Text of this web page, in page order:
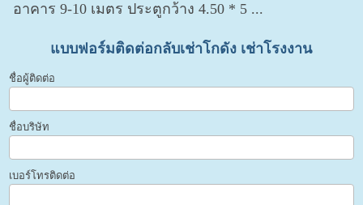
อาคาร 9-10 เมตร ประตูกว้าง 4.50 * 5 ...
แบบฟอร์มติดต่อกลับเช่าโกดัง เช่าโรงงาน
ชื่อผู้ติดต่อ
ชื่อบริษัท
เบอร์โทรติดต่อ